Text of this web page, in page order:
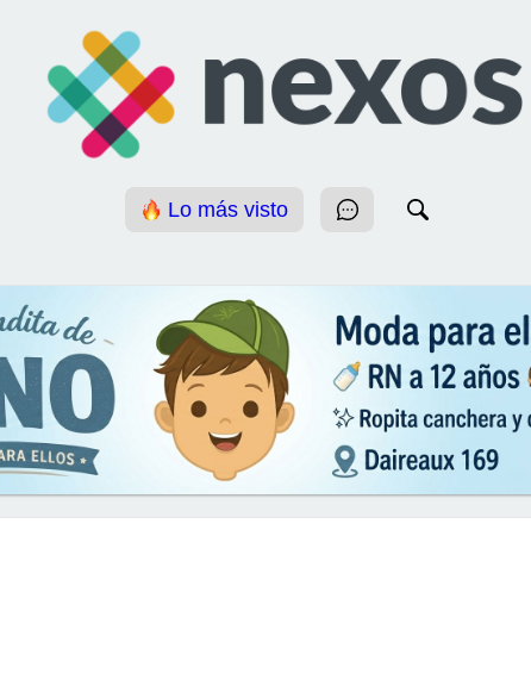
Lo más visto